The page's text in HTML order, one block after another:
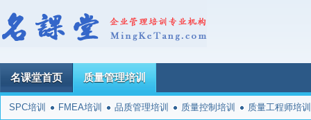
名课堂首页 质量管理培训
SPC培训 FMEA培训 品质管理培训 质量控制培训 质量工程师培训